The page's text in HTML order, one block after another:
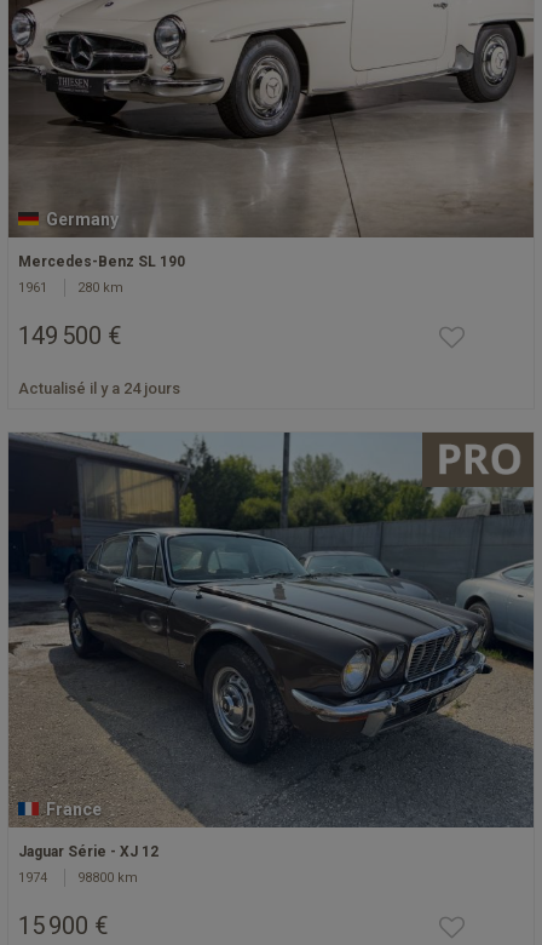
Germany
Mercedes-Benz SL 190
1961 280 km
149 500 €
Actualisé il y a 24 jours
France
Jaguar Série - XJ 12
1974 98800 km
15 900 €